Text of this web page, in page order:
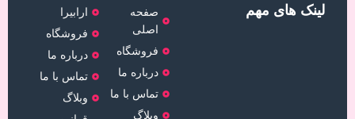
لینک های مهم
صفحه
اصلی
فروشگاه
درباره ما
تماس با ما
وبلاگ
ارابیرا
فروشگاه
درباره ما
تماس با ما
وبلاگ